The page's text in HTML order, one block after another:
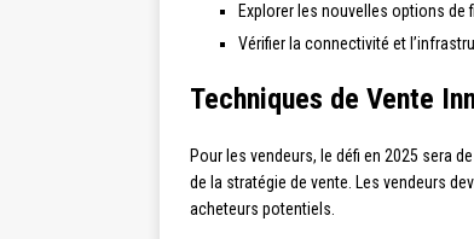
Explorer les nouvelles options de
Vérifier la connectivité et
Techniques de Vente
Pour les vendeurs, le défi en 2025 sera
de la stratégie de vente. Les vendeurs
acheteurs potentiels.